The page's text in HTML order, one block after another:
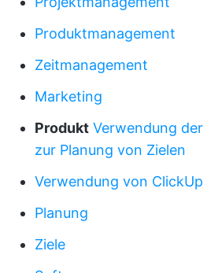
Produktmanagement
Zeitmanagement
Marketing
Produkt Verwendung der
zur Planung von Zielen
Verwendung von ClickUp
Planung
Ziele